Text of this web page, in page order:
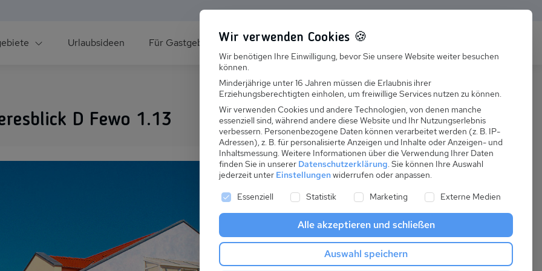
Suchen
Urlaubsideen Für Gastgeber Über uns Karriere
Ausbildung
D Fewo 1.13
ab
pro Nacht
Anreise
Wir verwenden Cookies 🍪
Wir benötigen Ihre Einwilligung, bevor Sie unsere Website weiter besuchen
können.
Minderjährige unter 16 Jahren müssen die Erlaubnis ihrer
Erziehungsberechtigten einholen, um freiwillige Services nutzen zu können.
Wir verwenden Cookies und andere Technologien, von denen manche
essenziell sind, während andere diese Website und Ihr Nutzungserlebnis
verbessern. Personenbezogene Daten können verarbeitet werden (z. B. IP-
Adressen), z. B. für personalisierte Anzeigen und Inhalte oder Anzeigen- und
Inhaltsmessung. Weitere Informationen über die Verwendung Ihrer Daten
finden Sie in unserer Datenschutzerklärung. Sie können Ihre Auswahl
jederzeit unter Einstellungenwiderrufen oder anpassen.
Es folgt eine Liste der Service-Gruppen, für die eine Einwilligung
Essenziell Statistik Marketing Externe Medien
Alle akzeptieren und schließen
Auswahl speichern